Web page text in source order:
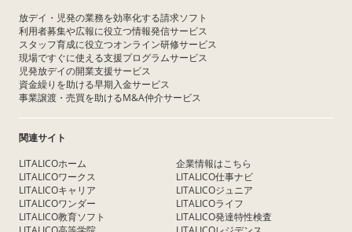
放デイ・児発の業務を効率化する請求ソフト
利用者募集や広報に役立つ情報発信サービス
スタッフ育成に役立つオンライン研修サービス
現場ですぐに使える支援プログラムサービス
児発放デイの開業支援サービス
資金繰りを助ける早期入金サービス
事業譲渡・売買を助けるM&A仲介サービス
関連サイト
LITALICOホーム
LITALICOワークス
LITALICOキャリア
LITALICOワンダー
LITALICO教育ソフト
企業情報はこちら
LITALICO仕事ナビ
LITALICOジュニア
LITALICOライフ
LITALICO発達特性検査